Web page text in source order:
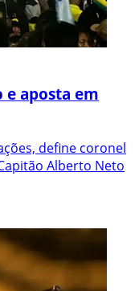
e aposta em
define coronel
Alberto Neto